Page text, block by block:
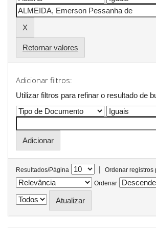
Retornar valores
Adicionar filtros:
Utilizar filtros para refinar o resultado de
Resultados/Página |
Ordenar registros
Ordenar